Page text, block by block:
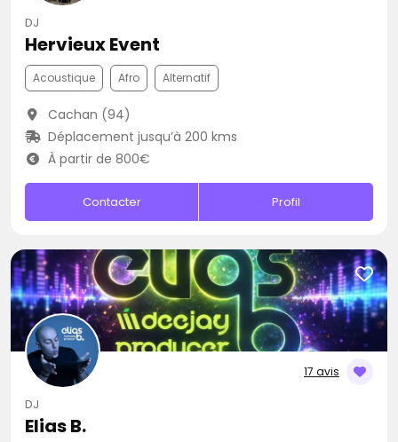
DJ
Hervieux Event
Acoustique Afro Alternatif
Cachan (94)
Déplacement jusqu’à 200 kms
À partir de 800€
Contacter Profil
17 avis
DJ
Elias B.